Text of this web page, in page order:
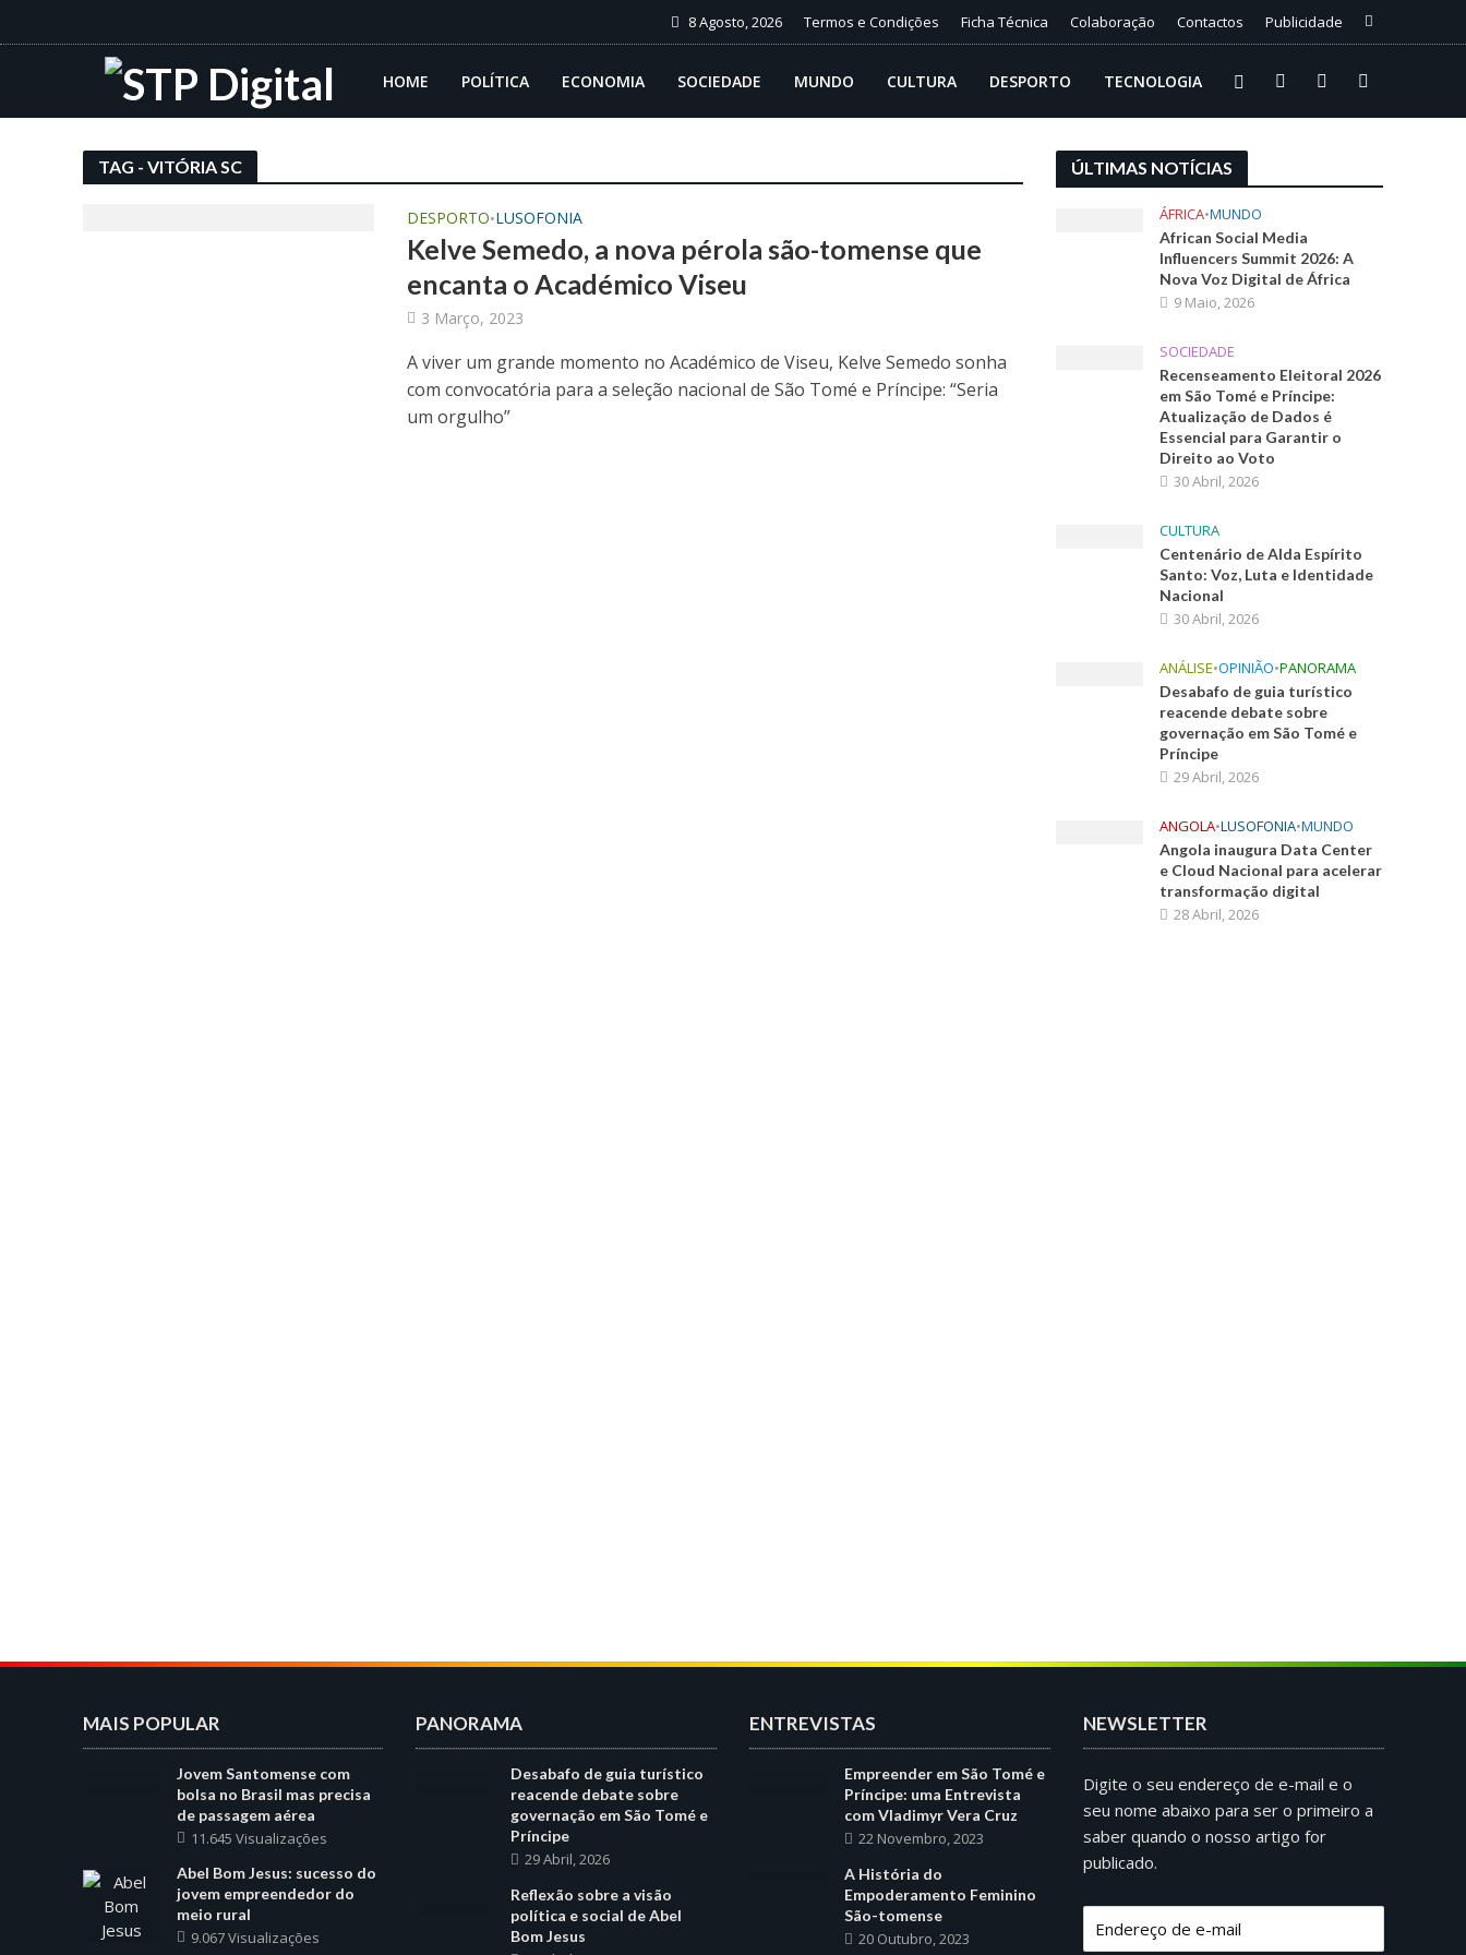
8 Agosto, 2026 Termos e Condições Ficha Técnica Colaboração Contactos Publicidade
HOME POLÍTICA ECONOMIA SOCIEDADE MUNDO CULTURA DESPORTO TECNOLOGIA
TAG - VITÓRIA SC
DESPORTO•LUSOFONIA
Kelve Semedo, a nova pérola são-tomense que
encanta o Académico Viseu
3 Março, 2023
A viver um grande momento no Académico de Viseu, Kelve Semedo sonha
com convocatória para a seleção nacional de São Tomé e Príncipe: “Seria
um orgulho”
ÚLTIMAS NOTÍCIAS
ÁFRICA•MUNDO
African Social Media
Influencers Summit 2026: A
Nova Voz Digital de África
9 Maio, 2026
SOCIEDADE
Recenseamento Eleitoral 2026
em São Tomé e Príncipe:
Atualização de Dados é
Essencial para Garantir o
Direito ao Voto
30 Abril, 2026
CULTURA
Centenário de Alda Espírito
Santo: Voz, Luta e Identidade
Nacional
30 Abril, 2026
ANÁLISE•OPINIÃO•PANORAMA
Desabafo de guia turístico
reacende debate sobre
governação em São Tomé e
Príncipe
29 Abril, 2026
ANGOLA•LUSOFONIA•MUNDO
Angola inaugura Data Center
e Cloud Nacional para acelerar
transformação digital
28 Abril, 2026
MAIS POPULAR
Jovem Santomense com
bolsa no Brasil mas precisa
de passagem aérea
11.645 Visualizações
Abel Bom Jesus: sucesso do
jovem empreendedor do
meio rural
9.067 Visualizações
PANORAMA
Desabafo de guia turístico
reacende debate sobre
governação em São Tomé e
Príncipe
29 Abril, 2026
Reflexão sobre a visão
política e social de Abel
Bom Jesus
ENTREVISTAS
Empreender em São Tomé e
Príncipe: uma Entrevista
com Vladimyr Vera Cruz
22 Novembro, 2023
A História do
Empoderamento Feminino
São-tomense
20 Outubro, 2023
NEWSLETTER
Digite o seu endereço de e-mail e o
seu nome abaixo para ser o primeiro a
saber quando o nosso artigo for
publicado.